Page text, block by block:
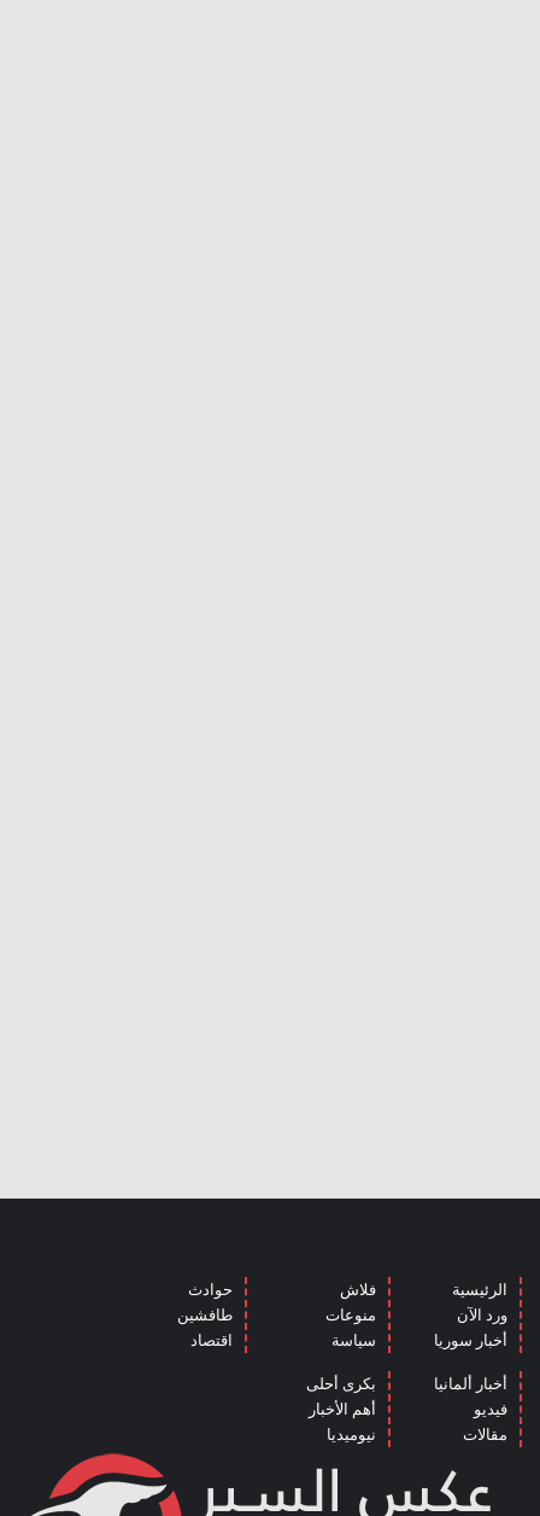
الرئيسية
ورد الآن
أخبار سوريا
فلاش
منوعات
سياسة
حوادث
طافشين
اقتصاد
أخبار ألمانيا
فيديو
مقالات
بكرى أحلى
أهم الأخبار
نيوميديا